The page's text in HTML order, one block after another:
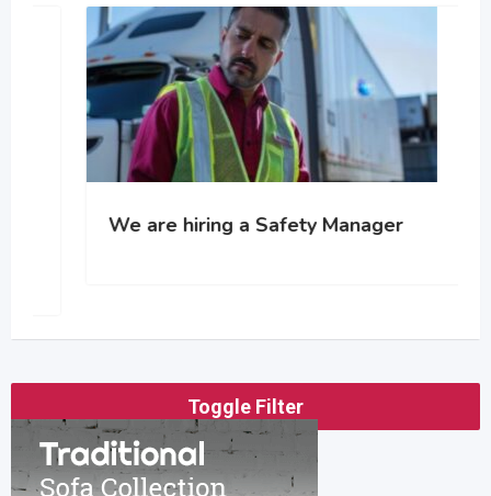
We are hiring a Safety Manager
Toggle Filter